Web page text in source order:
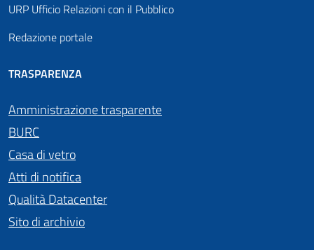
URP Ufficio Relazioni con il Pubblico
Redazione portale
TRASPARENZA
Amministrazione trasparente
BURC
Casa di vetro
Atti di notifica
Qualità Datacenter
Sito di archivio